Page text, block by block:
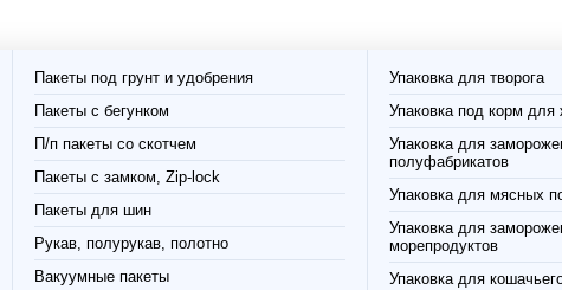
Пакеты под грунт и удобрения
Пакеты с бегунком
П/п пакеты со скотчем
Пакеты с замком, Zip-lock
Пакеты для шин
Рукав, полурукав, полотно
Вакуумные пакеты
Упаковка для творога
Упаковка под корм для
Упаковка для
полуфабрикатов
Упаковка для мясных
Упаковка для
морепродуктов
Упаковка для